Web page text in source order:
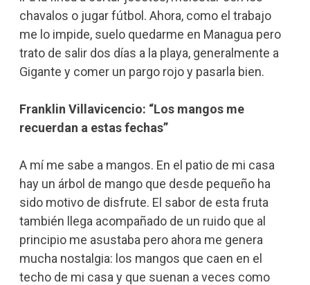
chavalos o jugar fútbol. Ahora, como el trabajo
me lo impide, suelo quedarme en Managua pero
trato de salir dos días a la playa, generalmente a
Gigante y comer un pargo rojo y pasarla bien.
Franklin Villavicencio: “Los mangos me
recuerdan a estas fechas”
A mí me sabe a mangos. En el patio de mi casa
hay un árbol de mango que desde pequeño ha
sido motivo de disfrute. El sabor de esta fruta
también llega acompañado de un ruido que al
principio me asustaba pero ahora me genera
mucha nostalgia: los mangos que caen en el
techo de mi casa y que suenan a veces como